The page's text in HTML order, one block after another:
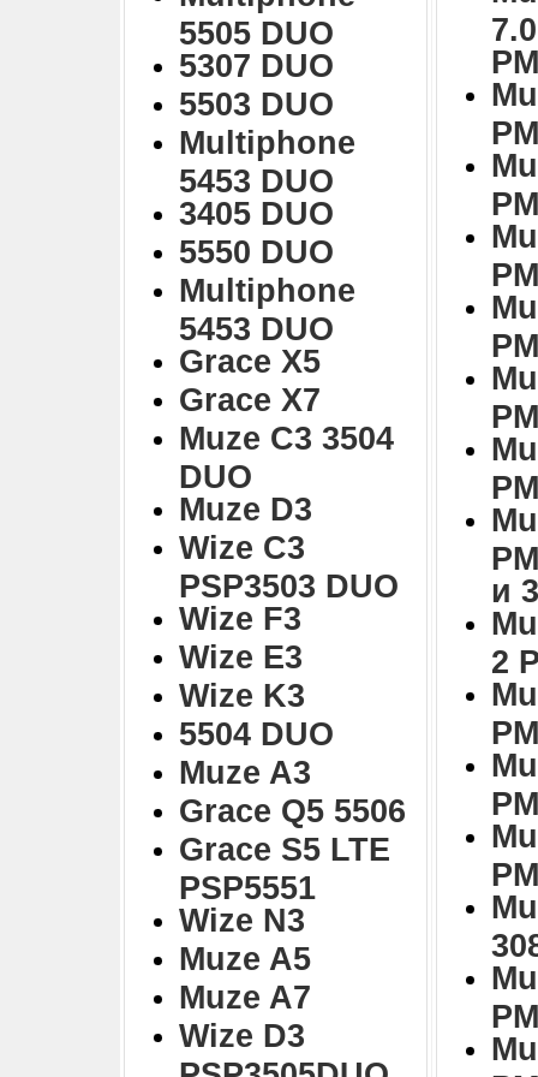
5505 DUO
5307 DUO
5503 DUO
Multiphone
5453 DUO
3405 DUO
5550 DUO
Multiphone
5453 DUO
Grace X5
Grace X7
Muze C3 3504
DUO
Muze D3
Wize C3
PSP3503 DUO
Wize F3
Wize E3
Wize K3
5504 DUO
Muze A3
Grace Q5 5506
Grace S5 LTE
PSP5551
Wize N3
Muze A5
Muze A7
Wize D3
и
2